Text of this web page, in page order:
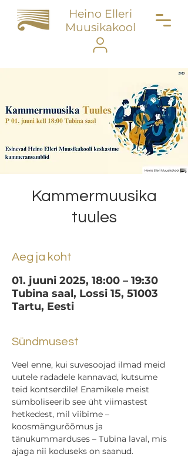
Heino Elleri
Muusikakool
Kammermuusika
tuules
Aeg ja koht
01. juuni 2025, 18:00 – 19:30
Tubina saal, Lossi 15, 51003
Tartu, Eesti
Sündmusest
Veel enne, kui suvesoojad ilmad meid
uutele radadele kannavad, kutsume
teid kontserdile! Enamikele meist
sümboliseerib see üht viimastest
hetkedest, mil viibime –
koosmängurõõmus ja
tänukummarduses – Tubina laval, mis
ajaga nii koduseks on saanud.